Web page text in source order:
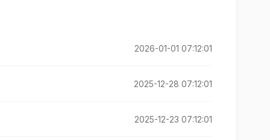
2026-01-01 07:12:01
2025-12-28 07:12:01
2025-12-23 07:12:01